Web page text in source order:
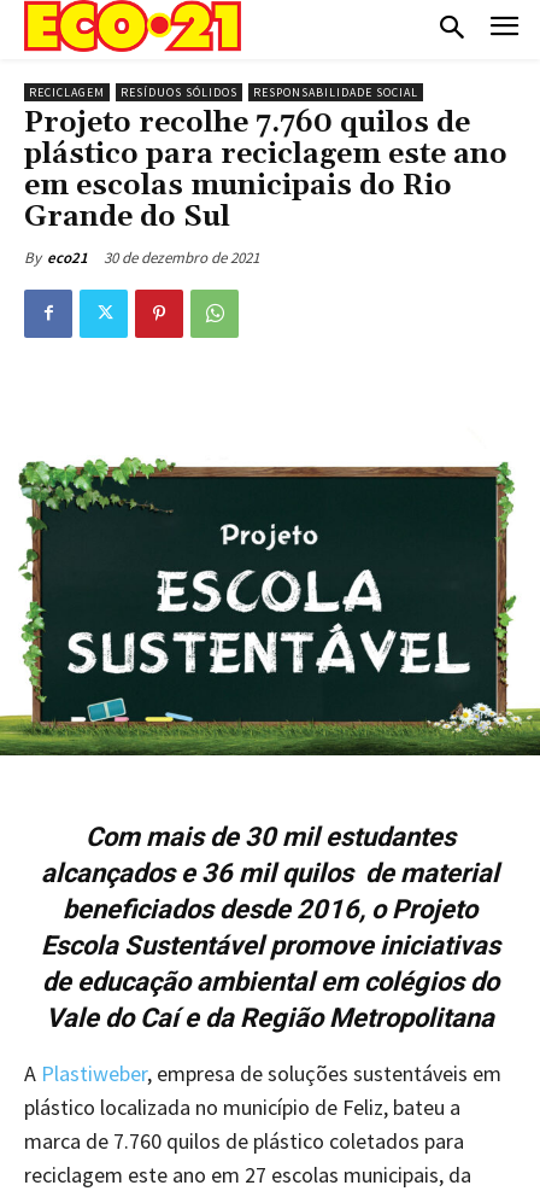
RECICLAGEM RESÍDUOS SÓLIDOS RESPONSABILIDADE SOCIAL
Projeto recolhe 7.760 quilos de
plástico para reciclagem este ano
em escolas municipais do Rio
Grande do Sul
By eco21 30 de dezembro de 2021
Com mais de 30 mil estudantes
alcançados e 36 mil quilos de material
beneficiados desde 2016, o Projeto
Escola Sustentável promove iniciativas
de educação ambiental em colégios do
Vale do Caí e da Região Metropolitana
A Plastiweber, empresa de soluções sustentáveis em
plástico localizada no município de Feliz, bateu a
marca de 7.760 quilos de plástico coletados para
reciclagem este ano em 27 escolas municipais, da